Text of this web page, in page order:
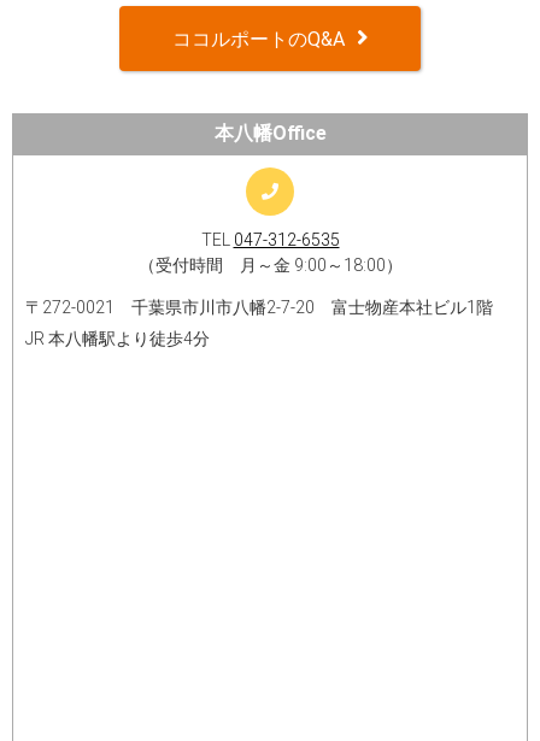
ココルポートのQ&A
本八幡Office
TEL 047-312-6535
（受付時間 月～金 9:00～18:00）
〒272-0021 千葉県市川市八幡2-7-20 富士物産本社ビル1階
JR 本八幡駅より徒歩4分